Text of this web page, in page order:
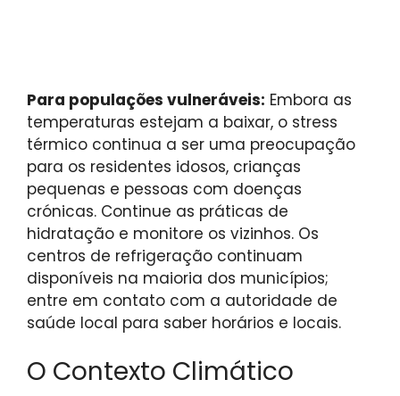
Para populações vulneráveis: Embora as
temperaturas estejam a baixar, o stress
térmico continua a ser uma preocupação
para os residentes idosos, crianças
pequenas e pessoas com doenças
crónicas. Continue as práticas de
hidratação e monitore os vizinhos. Os
centros de refrigeração continuam
disponíveis na maioria dos municípios;
entre em contato com a autoridade de
saúde local para saber horários e locais.
O Contexto Climático